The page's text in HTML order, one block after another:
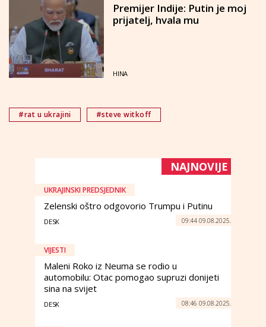
Premijer Indije: Putin je moj
prijatelj, hvala mu
HINA
#rat u ukrajini #steve witkoff
NAJNOVIJE
UKRAJINSKI PREDSJEDNIK
Zelenski oštro odgovorio Trumpu i Putinu
DESK 09:44 09.08.2025.
VIJESTI
Maleni Roko iz Neuma se rodio u
automobilu: Otac pomogao supruzi donijeti
sina na svijet
DESK 08:46 09.08.2025.